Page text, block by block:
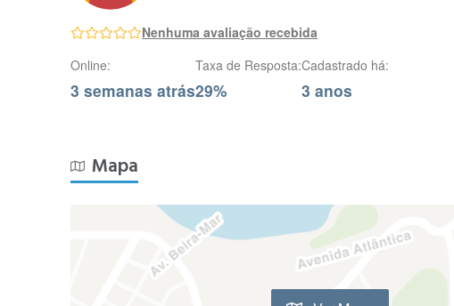
Nenhuma avaliação recebida
Online:
3 semanas atrás
Taxa de Resposta:
29%
Cadastrado há:
3 anos
Mapa